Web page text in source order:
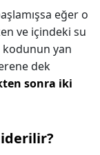
eğer o
ve içindeki su
kodunun yan
dek
sonra iki